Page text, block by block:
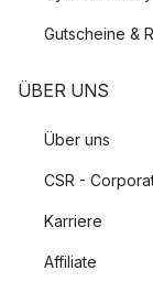
Gutscheine &
ÜBER UNS
Über uns
CSR -
Karriere
Affiliate